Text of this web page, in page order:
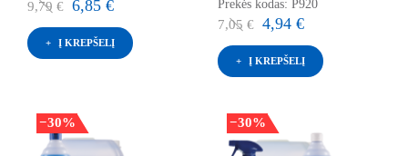
9,79 € 6,85 €
Į KREPŠELĮ
Prekės kodas: P920
7,05 € 4,94 €
Į KREPŠELĮ
−30% −30%